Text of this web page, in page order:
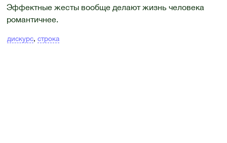
Эффектные жесты вообще делают жизнь человека
романтичнее.
дискурс, строка